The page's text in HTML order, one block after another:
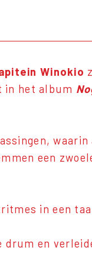
Winokio
in het album
een
in een
en